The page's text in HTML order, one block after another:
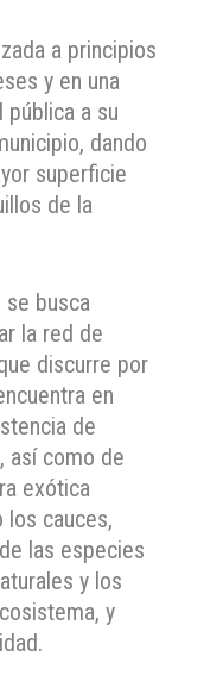
a principios
y en una
a su
dando
superficie
de la
se busca
la red de
discurre por
en
de
así como de
exótica
los cauces,
las especies
y los
y